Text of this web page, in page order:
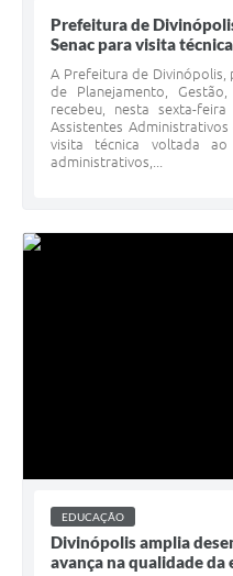
Prefeitura de
Senac para visita
A Prefeitura de Divinópolis,
de Planejamento, Gestão,
recebeu, nesta sexta-
Assistentes
visita técnica voltada ao
administrativos,...
EDUCAÇÃO
Divinópolis amplia
avança na qualidade da